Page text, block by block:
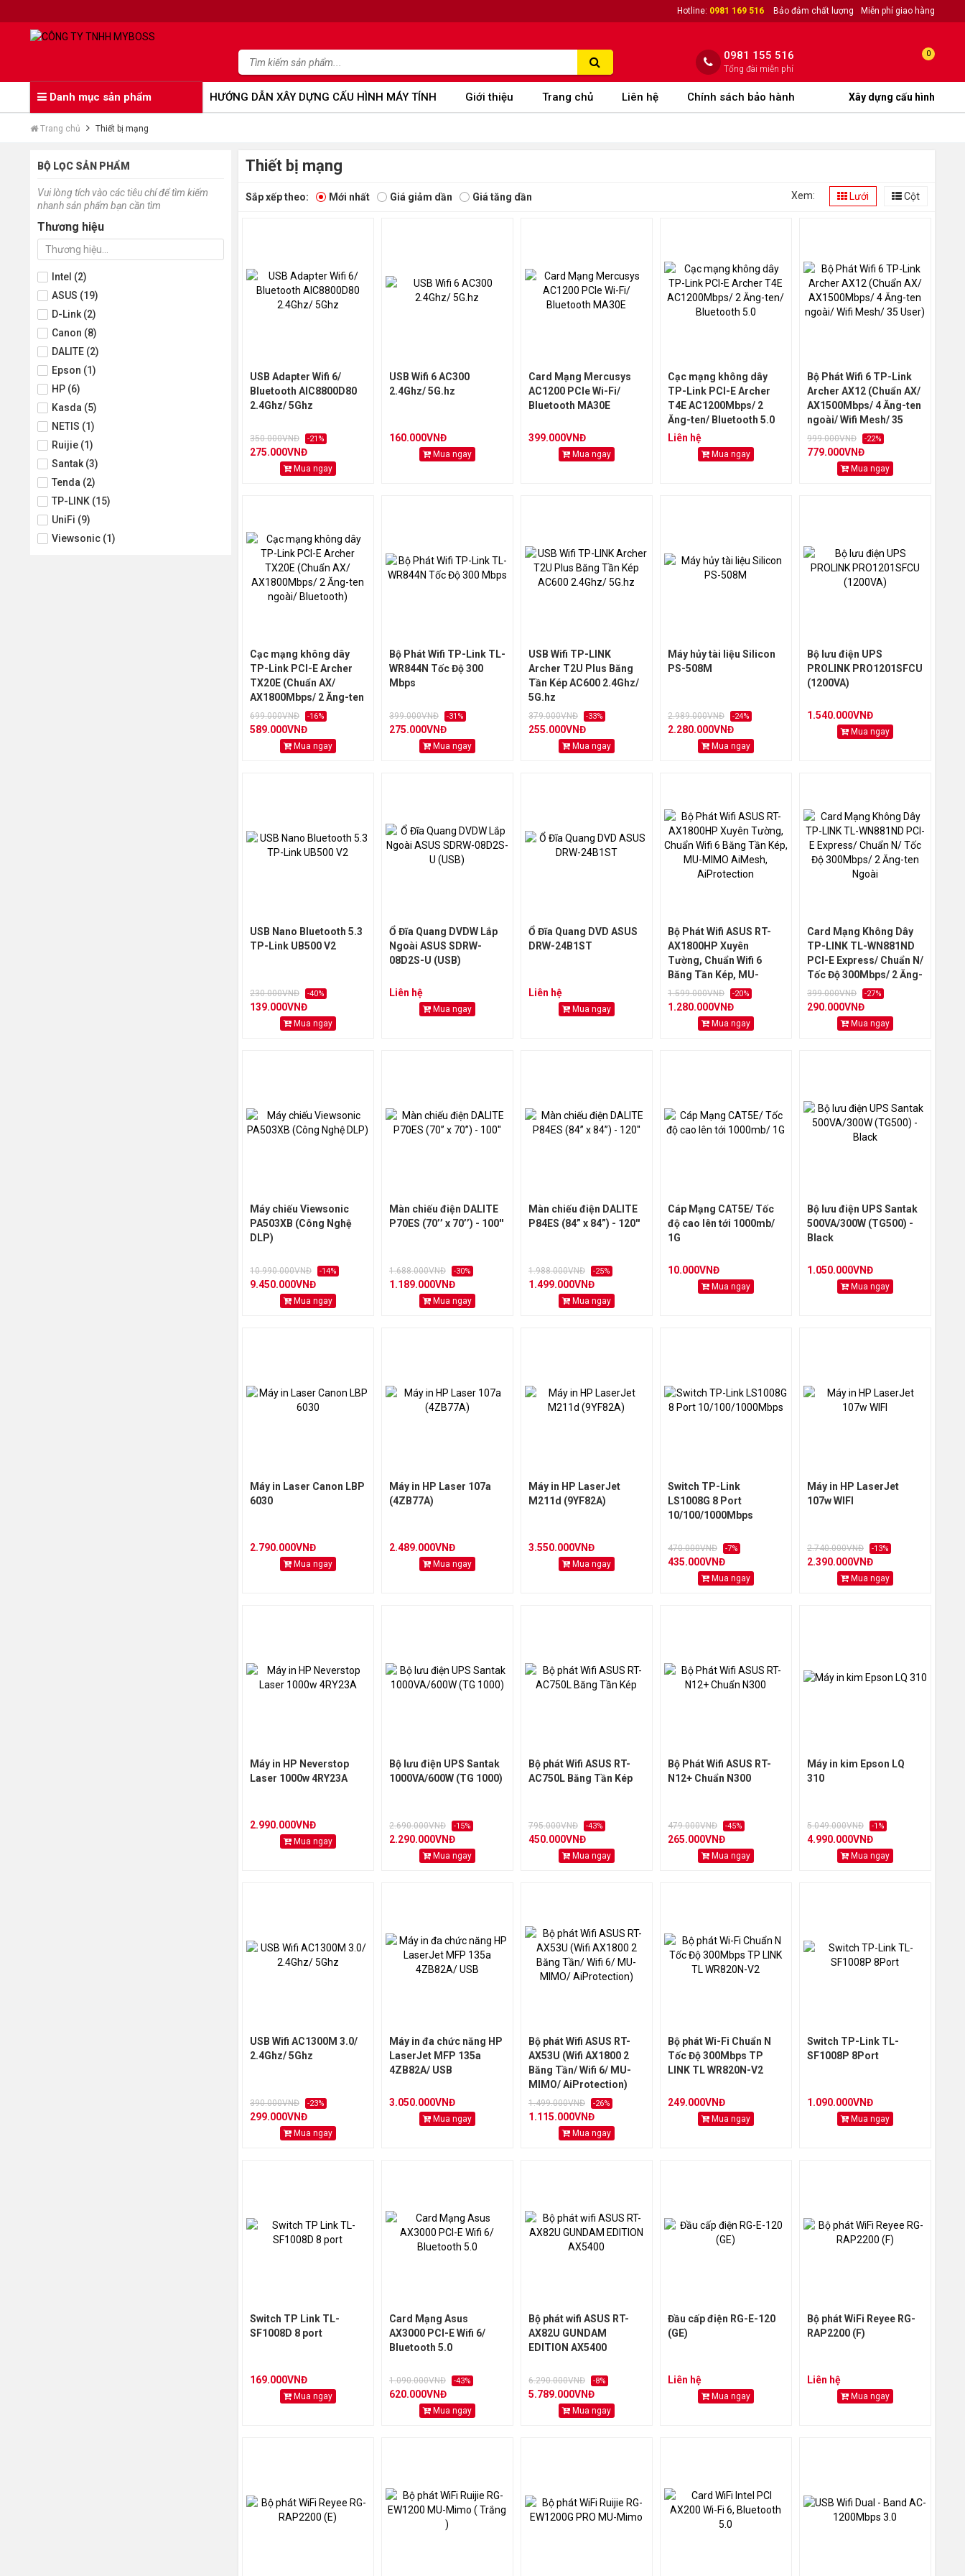
Hotline: 0981 169 516 Bảo đảm chất lượng Miễn phí giao hàng
0981 155 516
Tổng đài miễn phí
0
Danh mục sản phẩm HƯỚNG DẪN XÂY DỰNG CẤU HÌNH MÁY TÍNH Giới thiệu Trang chủ Liên hệ Chính sách bảo hành Xây dựng cấu hình
Trang chủ Thiết bị mạng
BỘ LỌC SẢN PHẨM
Vui lòng tích vào các tiêu chí để tìm kiếm
nhanh sản phẩm bạn cần tìm
Thương hiệu
Intel (2)
ASUS (19)
D-Link (2)
Canon (8)
DALITE (2)
Epson (1)
HP (6)
Kasda (5)
NETIS (1)
Ruijie (1)
Santak (3)
Tenda (2)
TP-LINK (15)
UniFi (9)
Viewsonic (1)
Thiết bị mạng
Sắp xếp theo: Mới nhất Giá giảm dần Giá tăng dần Xem: Lưới Cột
USB Adapter Wifi 6/
Bluetooth AIC8800D80
2.4Ghz/ 5Ghz
350.000VNĐ -21%
275.000VNĐ
Mua ngay
USB Wifi 6 AC300
2.4Ghz/ 5G.hz
160.000VNĐ
Mua ngay
Card Mạng Mercusys
AC1200 PCIe Wi-Fi/
Bluetooth MA30E
399.000VNĐ
Mua ngay
Cạc mạng không dây
TP-Link PCI-E Archer
T4E AC1200Mbps/ 2
Ăng-ten/ Bluetooth 5.0
Liên hệ
Mua ngay
Bộ Phát Wifi 6 TP-Link
Archer AX12 (Chuẩn AX/
AX1500Mbps/ 4 Ăng-ten
ngoài/ Wifi Mesh/ 35
User)
999.000VNĐ -22%
779.000VNĐ
Mua ngay
Cạc mạng không dây
TP-Link PCI-E Archer
TX20E (Chuẩn AX/
AX1800Mbps/ 2 Ăng-ten
ngoài/ Bluetooth)
699.000VNĐ -16%
589.000VNĐ
Mua ngay
Bộ Phát Wifi TP-Link TL-
WR844N Tốc Độ 300
Mbps
399.000VNĐ -31%
275.000VNĐ
Mua ngay
USB Wifi TP-LINK
Archer T2U Plus Băng
Tần Kép AC600 2.4Ghz/
5G.hz
379.000VNĐ -33%
255.000VNĐ
Mua ngay
Máy hủy tài liệu Silicon
PS-508M
2.989.000VNĐ -24%
2.280.000VNĐ
Mua ngay
Bộ lưu điện UPS
PROLINK PRO1201SFCU
(1200VA)
1.540.000VNĐ
Mua ngay
USB Nano Bluetooth 5.3
TP-Link UB500 V2
230.000VNĐ -40%
139.000VNĐ
Mua ngay
Ổ Đĩa Quang DVDW Lắp
Ngoài ASUS SDRW-
08D2S-U (USB)
Liên hệ
Mua ngay
Ổ Đĩa Quang DVD ASUS
DRW-24B1ST
Liên hệ
Mua ngay
Bộ Phát Wifi ASUS RT-
AX1800HP Xuyên
Tường, Chuẩn Wifi 6
Băng Tần Kép, MU-
MIMO AiMesh,
AiProtection
1.599.000VNĐ -20%
1.280.000VNĐ
Mua ngay
Card Mạng Không Dây
TP-LINK TL-WN881ND
PCI-E Express/ Chuẩn N/
Tốc Độ 300Mbps/ 2 Ăng-
ten Ngoài
399.000VNĐ -27%
290.000VNĐ
Mua ngay
Máy chiếu Viewsonic
PA503XB (Công Nghệ
DLP)
10.990.000VNĐ -14%
9.450.000VNĐ
Mua ngay
Màn chiếu điện DALITE
P70ES (70’’ x 70’’) - 100''
1.688.000VNĐ -30%
1.189.000VNĐ
Mua ngay
Màn chiếu điện DALITE
P84ES (84” x 84”) - 120''
1.988.000VNĐ -25%
1.499.000VNĐ
Mua ngay
Cáp Mạng CAT5E/ Tốc
độ cao lên tới 1000mb/
1G
10.000VNĐ
Mua ngay
Bộ lưu điện UPS Santak
500VA/300W (TG500) -
Black
1.050.000VNĐ
Mua ngay
Máy in Laser Canon LBP
6030
2.790.000VNĐ
Mua ngay
Máy in HP Laser 107a
(4ZB77A)
2.489.000VNĐ
Mua ngay
Máy in HP LaserJet
M211d (9YF82A)
3.550.000VNĐ
Mua ngay
Switch TP-Link
LS1008G 8 Port
10/100/1000Mbps
470.000VNĐ -7%
435.000VNĐ
Mua ngay
Máy in HP LaserJet
107w WIFI
2.740.000VNĐ -13%
2.390.000VNĐ
Mua ngay
Máy in HP Neverstop
Laser 1000w 4RY23A
2.990.000VNĐ
Mua ngay
Bộ lưu điện UPS Santak
1000VA/600W (TG 1000)
2.690.000VNĐ -15%
2.290.000VNĐ
Mua ngay
Bộ phát Wifi ASUS RT-
AC750L Băng Tần Kép
795.000VNĐ -43%
450.000VNĐ
Mua ngay
Bộ Phát Wifi ASUS RT-
N12+ Chuẩn N300
479.000VNĐ -45%
265.000VNĐ
Mua ngay
Máy in kim Epson LQ
310
5.049.000VNĐ -1%
4.990.000VNĐ
Mua ngay
USB Wifi AC1300M 3.0/
2.4Ghz/ 5Ghz
390.000VNĐ -23%
299.000VNĐ
Mua ngay
Máy in đa chức năng HP
LaserJet MFP 135a
4ZB82A/ USB
3.050.000VNĐ
Mua ngay
Bộ phát Wifi ASUS RT-
AX53U (Wifi AX1800 2
Băng Tần/ Wifi 6/ MU-
MIMO/ AiProtection)
1.499.000VNĐ -26%
1.115.000VNĐ
Mua ngay
Bộ phát Wi-Fi Chuẩn N
Tốc Độ 300Mbps TP
LINK TL WR820N-V2
249.000VNĐ
Mua ngay
Switch TP-Link TL-
SF1008P 8Port
1.090.000VNĐ
Mua ngay
Switch TP Link TL-
SF1008D 8 port
169.000VNĐ
Mua ngay
Card Mạng Asus
AX3000 PCI-E Wifi 6/
Bluetooth 5.0
1.090.000VNĐ -43%
620.000VNĐ
Mua ngay
Bộ phát wifi ASUS RT-
AX82U GUNDAM
EDITION AX5400
6.290.000VNĐ -8%
5.789.000VNĐ
Mua ngay
Đầu cấp điện RG-E-120
(GE)
Liên hệ
Mua ngay
Bộ phát WiFi Reyee RG-
RAP2200 (F)
Liên hệ
Mua ngay